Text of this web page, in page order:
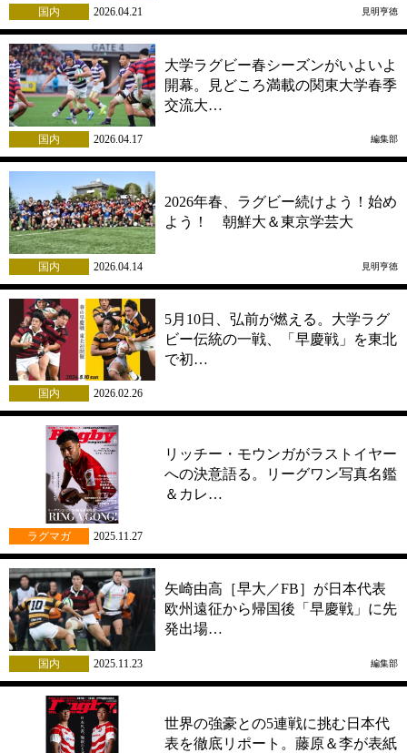
国内 2026.04.21 見明亨徳
大学ラグビー春シーズンがいよいよ
開幕。見どころ満載の関東大学春季
交流大…
国内 2026.04.17 編集部
2026年春、ラグビー続けよう！始め
よう！ 朝鮮大＆東京学芸大
国内 2026.04.14 見明亨徳
5月10日、弘前が燃える。大学ラグ
ビー伝統の一戦、「早慶戦」を東北
で初…
国内 2026.02.26
リッチー・モウンガがラストイヤー
への決意語る。リーグワン写真名鑑
＆カレ…
ラグマガ 2025.11.27
矢崎由高［早大／FB］が日本代表
欧州遠征から帰国後「早慶戦」に先
発出場…
国内 2025.11.23 編集部
世界の強豪との5連戦に挑む日本代
表を徹底リポート。藤原＆李が表紙